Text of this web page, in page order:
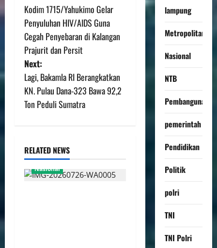
Kodim 1715/Yahukimo Gelar
Penyuluhan HIV/AIDS Guna
Cegah Penyebaran di Kalangan
Prajurit dan Persit
Next:
Lagi, Bakamla RI Berangkatkan
KN. Pulau Dana-323 Bawa 92,2
Ton Peduli Sumatra
RELATED NEWS
Nasional
lampung
Metropolitan
Nasional
NTB
Pembangunan
pemerintah
Pendidikan
Politik
polri
TNI
TNI Polri